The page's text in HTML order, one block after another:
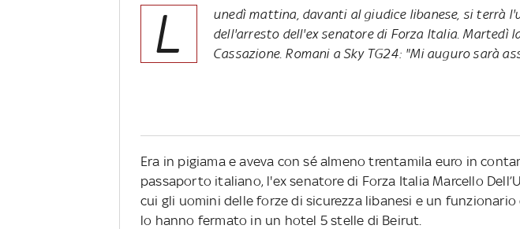
L
unedì mattina, davanti al giudice libanese, si terrà
dell'arresto dell'ex senatore di Forza Italia. Martedì
Cassazione. Romani a Sky TG24: "Mi auguro sarà
Era in pigiama e aveva con sé almeno trentamila euro in
passaporto italiano, l'ex senatore di Forza Italia Marcello
cui gli uomini delle forze di sicurezza libanesi e un
lo hanno fermato in un hotel 5 stelle di Beirut.